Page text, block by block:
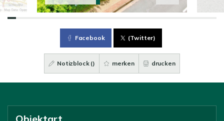
Facebook (Twitter)
Notizblock () merken drucken